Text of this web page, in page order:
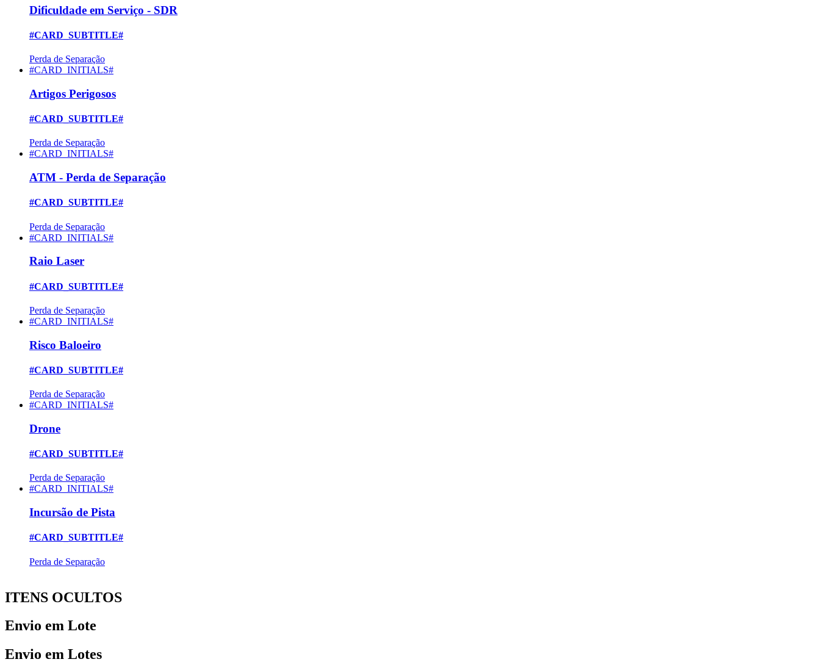
Dificuldade em Serviço - SDR
#CARD_SUBTITLE#
Perda de Separação
#CARD_INITIALS#
Artigos Perigosos
#CARD_SUBTITLE#
Perda de Separação
#CARD_INITIALS#
ATM - Perda de Separação
#CARD_SUBTITLE#
Perda de Separação
#CARD_INITIALS#
Raio Laser
#CARD_SUBTITLE#
Perda de Separação
#CARD_INITIALS#
Risco Baloeiro
#CARD_SUBTITLE#
Perda de Separação
#CARD_INITIALS#
Drone
#CARD_SUBTITLE#
Perda de Separação
#CARD_INITIALS#
Incursão de Pista
#CARD_SUBTITLE#
Perda de Separação
ITENS OCULTOS
Envio em Lote
Envio em Lotes